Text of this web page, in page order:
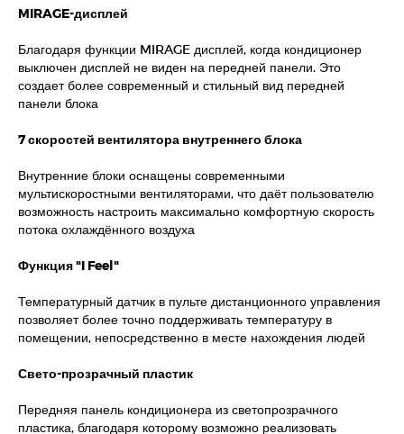
MIRAGE-дисплей
Благодаря функции MIRAGE дисплей, когда кондиционер
выключен дисплей не виден на передней панели. Это
создает более современный и стильный вид передней
панели блока
7 скоростей вентилятора внутреннего блока
Внутренние блоки оснащены современными
мультискоростными вентиляторами, что даёт пользователю
возможность настроить максимально комфортную скорость
потока охлаждённого воздуха
Функция "I Feel"
Температурный датчик в пульте дистанционного управления
позволяет более точно поддерживать температуру в
помещении, непосредственно в месте нахождения людей
Свето-прозрачный пластик
Передняя панель кондиционера из светопрозрачного
пластика, благодаря которому возможно реализовать